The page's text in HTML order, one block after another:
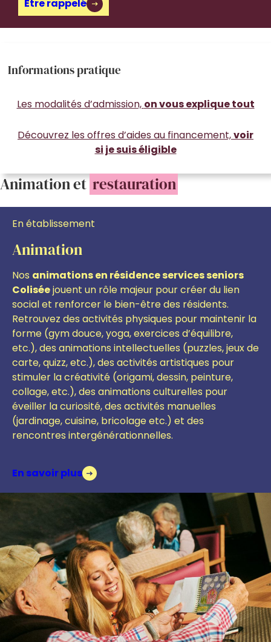
Être rappelé
Informations pratique
Les modalités d’admission, on vous explique tout
Découvrez les offres d’aides au financement,voir
si je suis éligible
Animation etrestauration
En établissement
Animation
Nos animations en résidence services seniors
Coliséejouent un rôle majeur pour créer du lien
social et renforcer le bien-être des résidents.
Retrouvez des activités physiques pour maintenir la
forme (gym douce, yoga, exercices d’équilibre,
etc.), des animations intellectuelles (puzzles, jeux de
carte, quizz, etc.), des activités artistiques pour
stimuler la créativité (origami, dessin, peinture,
collage, etc.), des animations culturelles pour
éveiller la curiosité, des activités manuelles
(jardinage, cuisine, bricolage etc.) et des
rencontres intergénérationnelles.
En savoir plus